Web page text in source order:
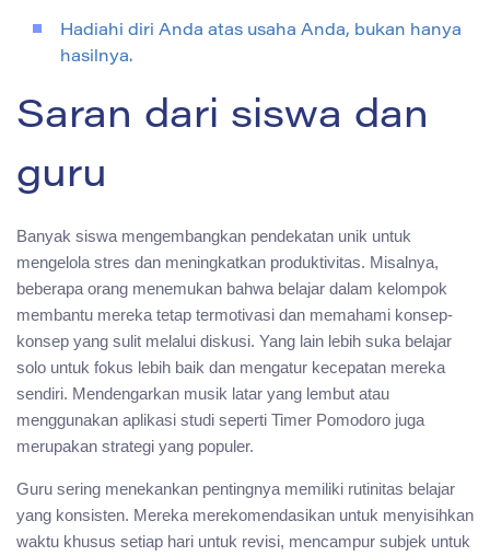
Hadiahi diri Anda atas usaha Anda, bukan hanya
hasilnya.
Saran dari siswa dan
guru
Banyak siswa mengembangkan pendekatan unik untuk
mengelola stres dan meningkatkan produktivitas. Misalnya,
beberapa orang menemukan bahwa belajar dalam kelompok
membantu mereka tetap termotivasi dan memahami konsep-
konsep yang sulit melalui diskusi. Yang lain lebih suka belajar
solo untuk fokus lebih baik dan mengatur kecepatan mereka
sendiri. Mendengarkan musik latar yang lembut atau
menggunakan aplikasi studi seperti Timer Pomodoro juga
merupakan strategi yang populer.
Guru sering menekankan pentingnya memiliki rutinitas belajar
yang konsisten. Mereka merekomendasikan untuk menyisihkan
waktu khusus setiap hari untuk revisi, mencampur subjek untuk